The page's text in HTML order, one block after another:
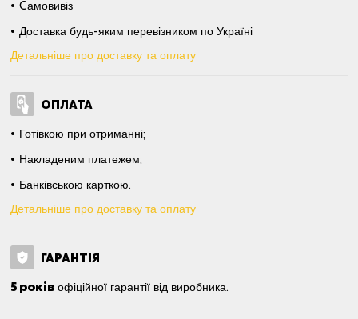
Cамовивіз
Доставка будь-яким перевізником по Україні
Детальніше про доставку та оплату
ОПЛАТА
Готівкою при отриманні;
Накладеним платежем;
Банківською карткою.
Детальніше про доставку та оплату
ГАРАНТІЯ
5 років офіційної гарантії від виробника.